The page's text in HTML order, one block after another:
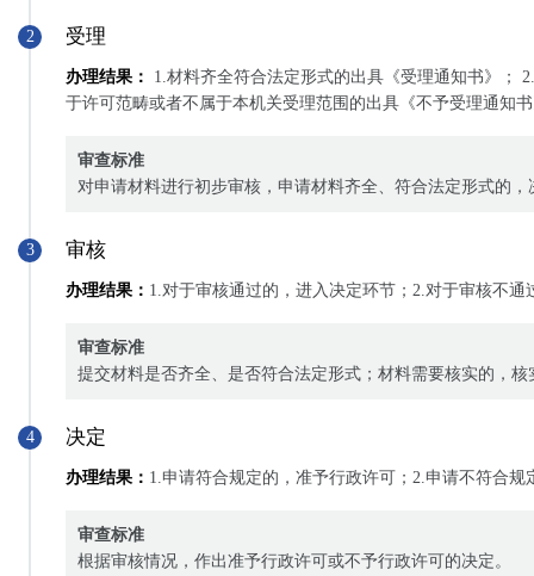
2 受理
办理结果：
1.材料齐全符合法定形式的出具《受理通知书》；
于许可范畴或者不属于本机关受理范围的出具《不予受理通知
审查标准
对申请材料进行初步审核，申请材料齐全、符合法定形式的，
3 审核
办理结果： 1.对于审核通过的，进入决定环节；2.对于审核不通
审查标准
提交材料是否齐全、是否符合法定形式；材料需要核实的，核
4 决定
办理结果： 1.申请符合规定的，准予行政许可；2.申请不符合规
审查标准
根据审核情况，作出准予行政许可或不予行政许可的决定。